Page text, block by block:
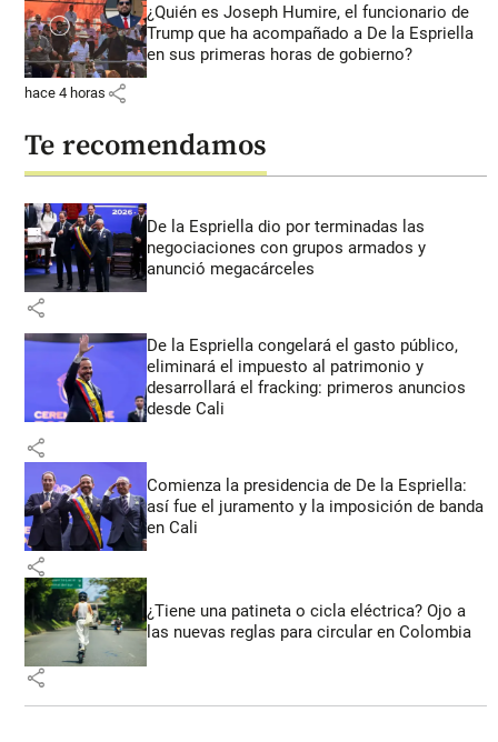
¿Quién es Joseph Humire, el funcionario de
Trump que ha acompañado a De la Espriella
en sus primeras horas de gobierno?
hace 4 horas share
Te recomendamos
De la Espriella dio por terminadas las
negociaciones con grupos armados y
anunció megacárceles
share
De la Espriella congelará el gasto público,
eliminará el impuesto al patrimonio y
desarrollará el fracking: primeros anuncios
desde Cali
share
Comienza la presidencia de De la Espriella:
así fue el juramento y la imposición de banda
en Cali
share
¿Tiene una patineta o cicla eléctrica? Ojo a
las nuevas reglas para circular en Colombia
share